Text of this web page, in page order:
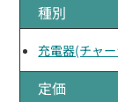
種別
充電器(チャ
定価